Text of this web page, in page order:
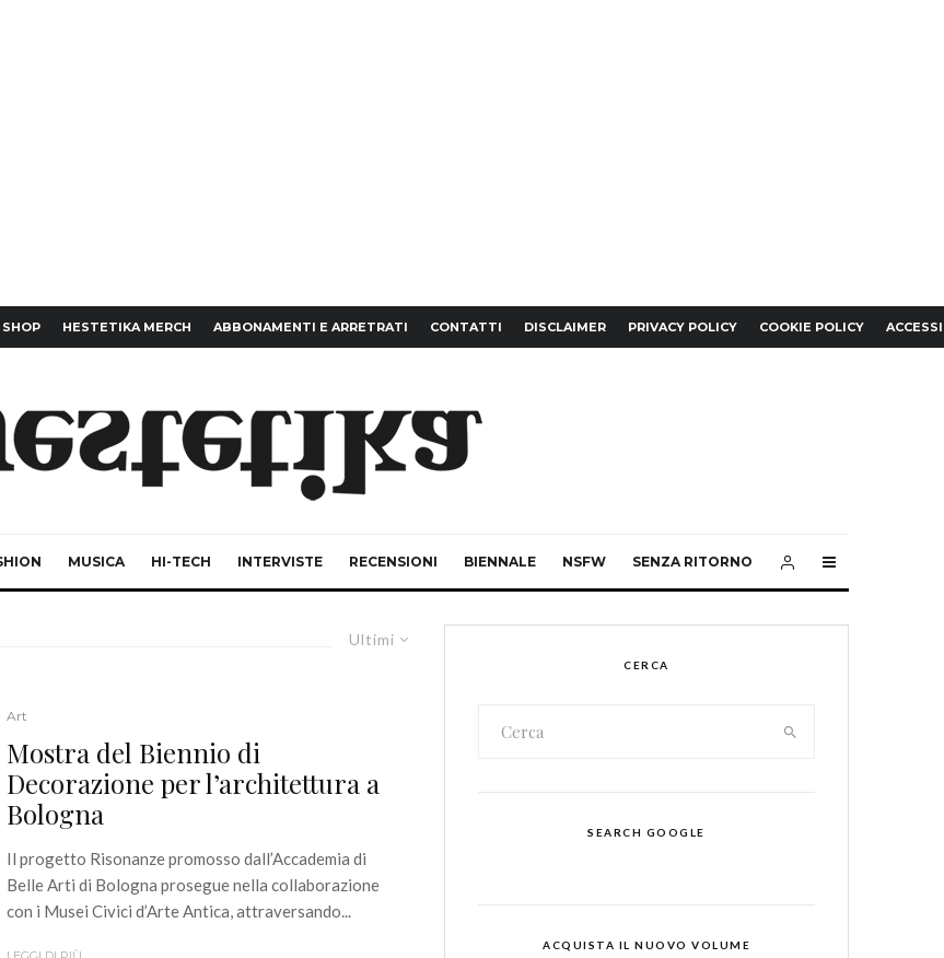
HESTETIKA MERCH ABBONAMENTI E ARRETRATI CONTATTI DISCLAIMER PRIVACY POLICY COOKIE POLICY
MUSICA HI-TECH INTERVISTE RECENSIONI BIENNALE NSFW SENZA RITORNO
Ultimi
Art
Mostra del Biennio di
Decorazione per l’architettura a
Bologna
Il progetto Risonanze promosso dall’Accademia di
Belle Arti di Bologna prosegue nella collaborazione
con i Musei Civici d’Arte Antica, attraversando...
CERCA
SEARCH GOOGLE
ACQUISTA IL NUOVO VOLUME